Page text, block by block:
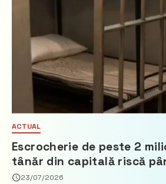
ACTUAL
Escrocherie de peste 2
tânăr din capitală riscă
închisoare
23/07/2026